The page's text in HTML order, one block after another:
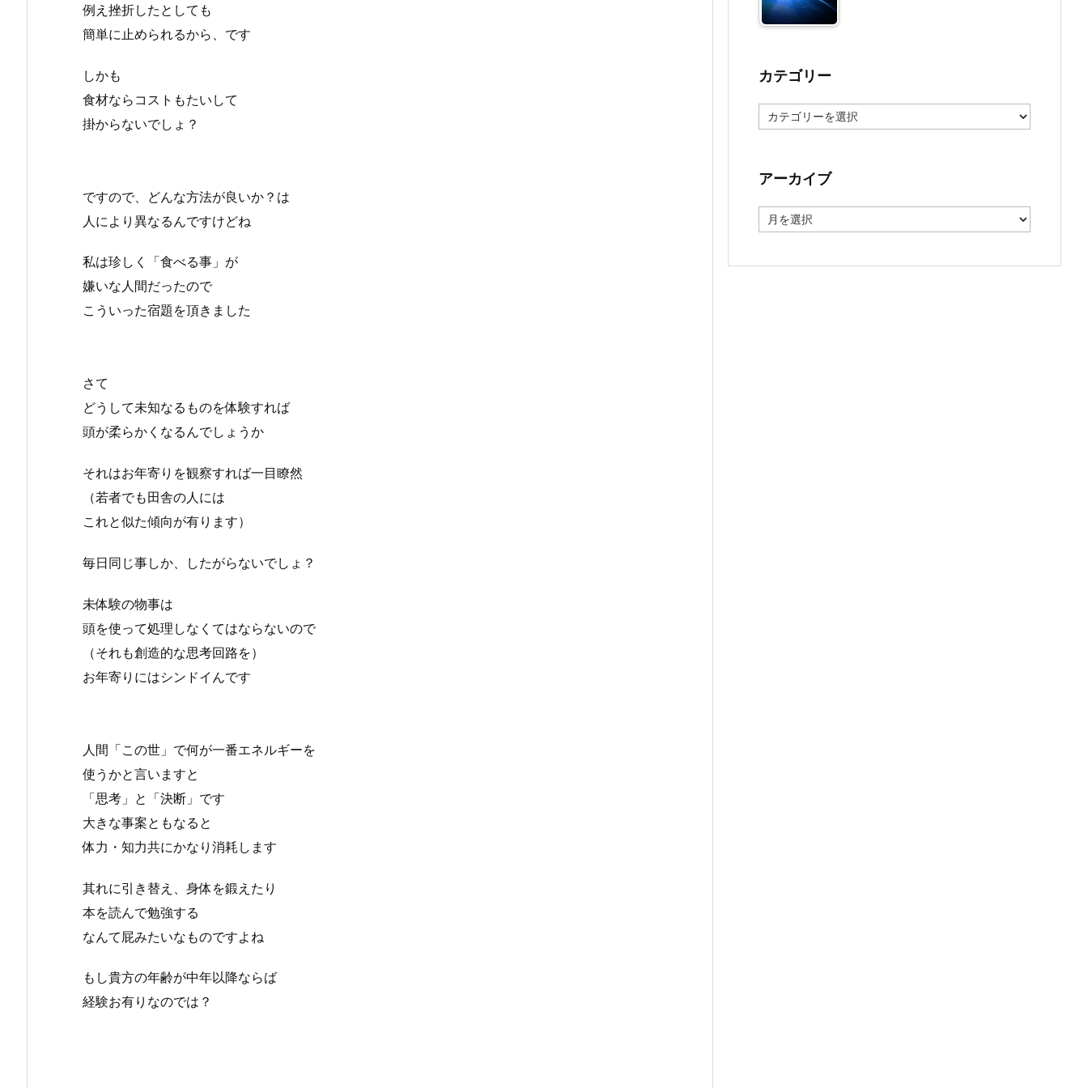
例え挫折したとしても
簡単に止められるから、です
しかも
食材ならコストもたいして
掛からないでしょ？
ですので、どんな方法が良いか？は
人により異なるんですけどね
私は珍しく「食べる事」が
嫌いな人間だったので
こういった宿題を頂きました
さて
どうして未知なるものを体験すれば
頭が柔らかくなるんでしょうか
それはお年寄りを観察すれば一目瞭然
（若者でも田舎の人には
これと似た傾向が有ります）
毎日同じ事しか、したがらないでしょ？
未体験の物事は
頭を使って処理しなくてはならないので
（それも創造的な思考回路を）
お年寄りにはシンドイんです
人間「この世」で何が一番エネルギーを
使うかと言いますと
「思考」と「決断」です
大きな事案ともなると
体力・知力共にかなり消耗します
其れに引き替え、身体を鍛えたり
本を読んで勉強する
なんて屁みたいなものですよね
もし貴方の年齢が中年以降ならば
経験お有りなのでは？
カテゴリー
テ
ー
アーカイブ
ー